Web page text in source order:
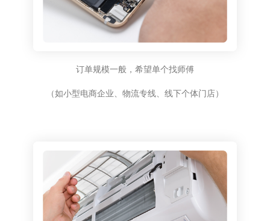
订单规模一般，希望单个找师傅
（如小型电商企业、物流专线、线下个体门店）